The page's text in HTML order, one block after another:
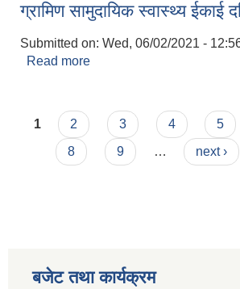
ग्रामिण सामुदायिक स्वास्थ्य ईकाई
Submitted on: Wed, 06/02/2021 -
Read more
Pages
1 2 3 4 5
8
9 … next ›
बजेट तथा कार्यक्रम